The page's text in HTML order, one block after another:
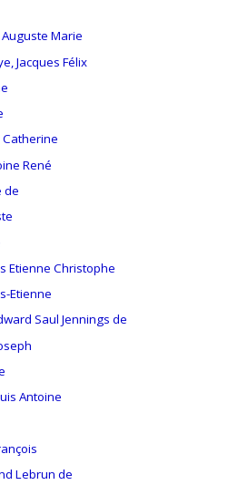
Auguste Marie
Jacques Félix
Catherine
René
de
Etienne Christophe
Etienne
Saul Jennings de
Antoine
Lebrun de